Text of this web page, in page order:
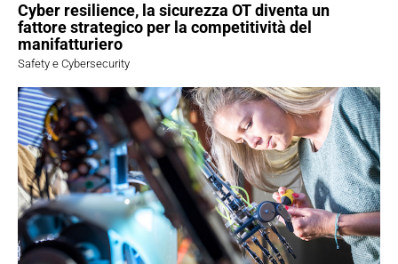
Cyber resilience, la sicurezza OT diventa un
fattore strategico per la competitività del
manifatturiero
Safety e Cybersecurity